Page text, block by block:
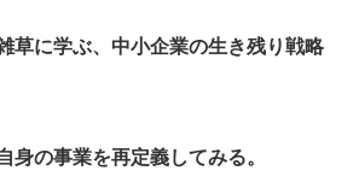
草に学ぶ、中小企業の生き残り戦略
身の事業を再定義してみる。